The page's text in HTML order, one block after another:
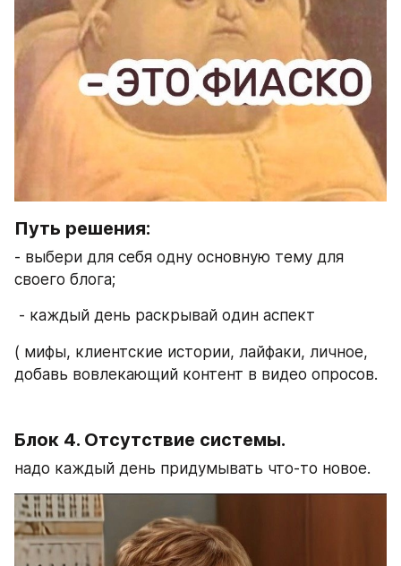
Путь решения:
- выбери для себя одну основную тему для
своего блога;
- каждый день раскрывай один аспект
( мифы, клиентские истории, лайфаки, личное,
добавь вовлекающий контент в видео опросов.
Блок 4. Отсутствие системы.
надо каждый день придумывать что-то новое.